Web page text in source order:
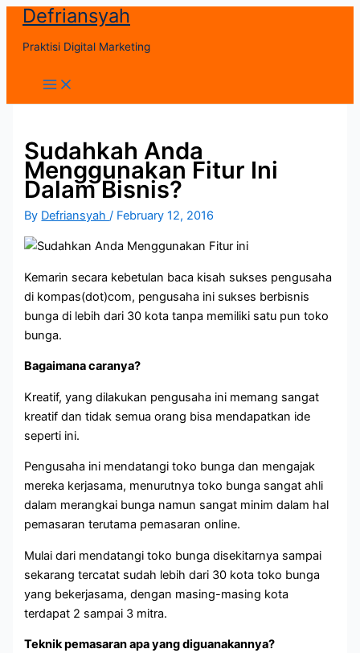
Skip
content
Defriansyah
Praktisi Digital Marketing
Main
Menu
Sudahkah Anda
Menggunakan Fitur Ini
Dalam Bisnis?
By Defriansyah/ February 12, 2016
Kemarin secara kebetulan baca kisah sukses pengusaha
di kompas(dot)com, pengusaha ini sukses berbisnis
bunga di lebih dari 30 kota tanpa memiliki satu pun toko
bunga.
Bagaimana caranya?
Kreatif, yang dilakukan pengusaha ini memang sangat
kreatif dan tidak semua orang bisa mendapatkan ide
seperti ini.
Pengusaha ini mendatangi toko bunga dan mengajak
mereka kerjasama, menurutnya toko bunga sangat ahli
dalam merangkai bunga namun sangat minim dalam hal
pemasaran terutama pemasaran online.
Mulai dari mendatangi toko bunga disekitarnya sampai
sekarang tercatat sudah lebih dari 30 kota toko bunga
yang bekerjasama, dengan masing-masing kota
terdapat 2 sampai 3 mitra.
Teknik pemasaran apa yang diguanakannya?